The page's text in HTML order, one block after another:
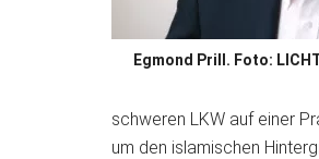
Egmond Prill. Foto:
schweren LKW auf einer
um den islamischen